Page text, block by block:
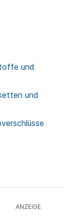
und
und